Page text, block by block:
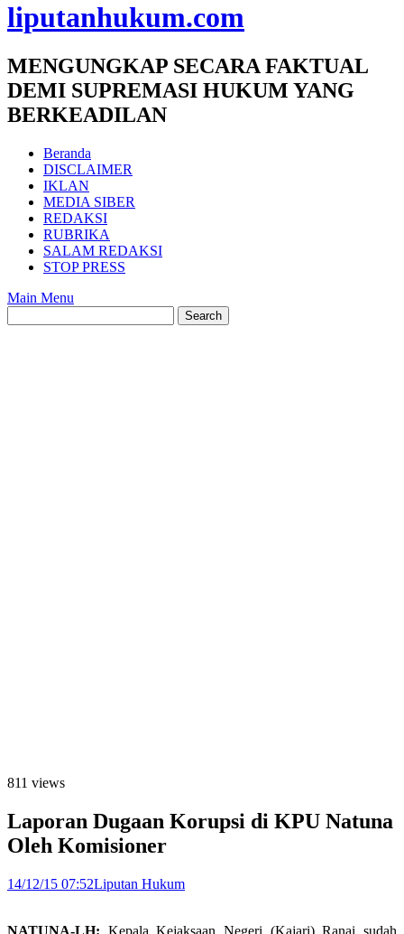
liputanhukum.com
MENGUNGKAP SECARA FAKTUAL
DEMI SUPREMASI HUKUM YANG
BERKEADILAN
Beranda
DISCLAIMER
IKLAN
MEDIA SIBER
REDAKSI
RUBRIKA
SALAM REDAKSI
STOP PRESS
Main Menu
811 views
Laporan Dugaan Korupsi di KPU Natuna
Oleh Komisioner
14/12/15 07:52Liputan Hukum
NATUNA-LH: Kepala Kejaksaan Negeri (Kajari) Ranai sudah